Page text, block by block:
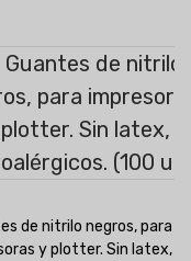
de nitrilo negros, para
y plotter. Sin latex,